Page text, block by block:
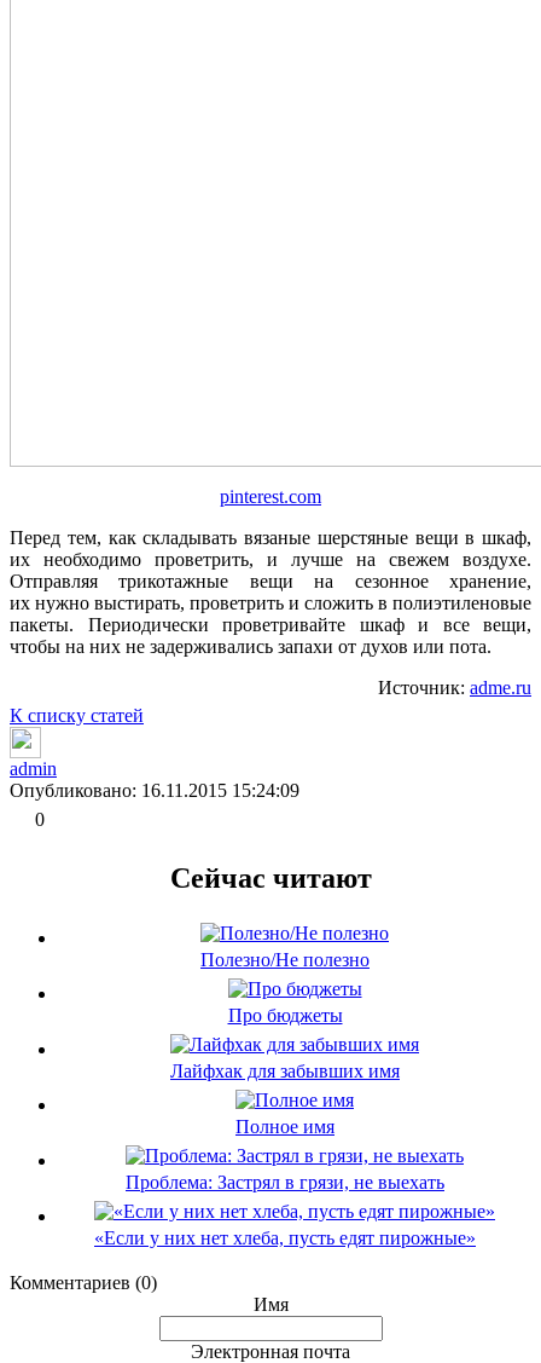
pinterest.com
Перед тем, как складывать вязаные шерстяные вещи в шкаф,
их необходимо проветрить, и лучше на свежем воздухе.
Отправляя трикотажные вещи на сезонное хранение,
их нужно выстирать, проветрить и сложить в полиэтиленовые
пакеты. Периодически проветривайте шкаф и все вещи,
чтобы на них не задерживались запахи от духов или пота.
Источник: adme.ru
К списку статей
admin
Опубликовано: 16.11.2015 15:24:09
0
Сейчас читают
Полезно/Не полезно
Про бюджеты
Лайфхак для забывших имя
Полное имя
Проблема: Застрял в грязи, не выехать
«Если у них нет хлеба, пусть едят пирожные»
Комментариев (0)
Имя
Электронная почта